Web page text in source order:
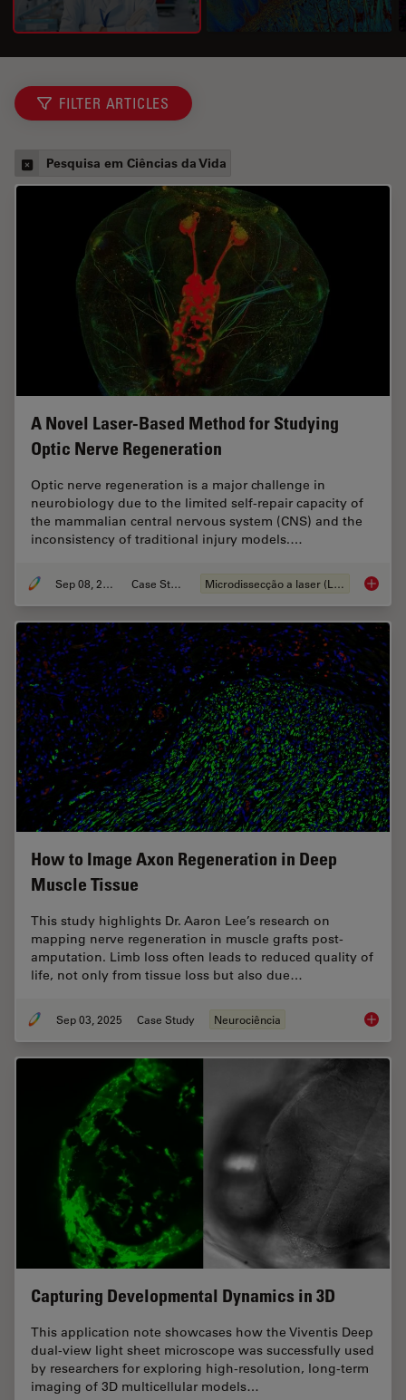
FILTER ARTICLES
Pesquisa em Ciências da Vida
A Novel Laser-Based Method for Studying
Optic Nerve Regeneration
Optic nerve regeneration is a major challenge in
neurobiology due to the limited self-repair capacity of
the mammalian central nervous system (CNS) and the
inconsistency of traditional injury models.…
Sep 08, 2025 Case Study Microdissecção a laser (LMD) A
How to Image Axon Regeneration in Deep
Muscle Tissue
This study highlights Dr. Aaron Lee’s research on
mapping nerve regeneration in muscle grafts post-
amputation. Limb loss often leads to reduced quality of
life, not only from tissue loss but also due…
Sep 03, 2025 Case Study Neurociência How to
Capturing Developmental Dynamics in 3D
This application note showcases how the Viventis Deep
dual-view light sheet microscope was successfully used
by researchers for exploring high-resolution, long-term
imaging of 3D multicellular models…